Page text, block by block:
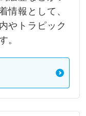
情報として、
やトラピック
。